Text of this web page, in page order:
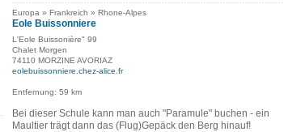
Europa » Frankreich » Rhone-Alpes
Eole Buissonniere
L'Eole Buissonière" 99
Chalet Morgen
74110 MORZINE AVORIAZ
eolebuissonniere.chez-alice.fr
Entfernung: 59 km
Bei dieser Schule kann man auch "Paramule" buchen - ein
Maultier trägt dann das (Flug)Gepäck den Berg hinauf!